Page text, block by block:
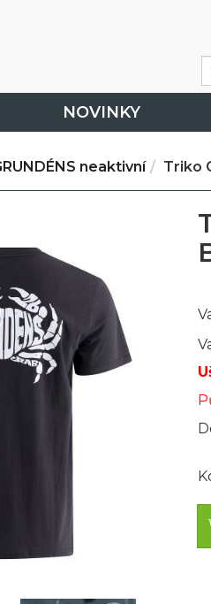
NOVINKY
neaktivní Triko